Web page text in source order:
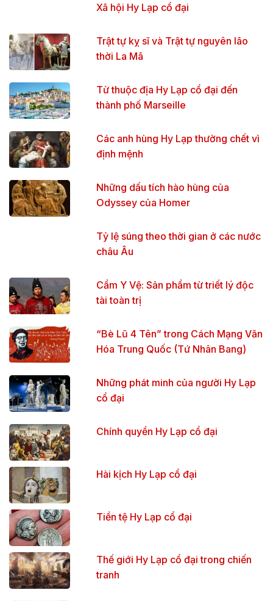
Xã hội Hy Lạp cổ đại
Trật tự kỵ sĩ và Trật tự nguyên lão
thời La Mã
Từ thuộc địa Hy Lạp cổ đại đến
thành phố Marseille
Các anh hùng Hy Lạp thường chết vì
định mệnh
Những dấu tích hào hùng của
Odyssey của Homer
Tỷ lệ súng theo thời gian ở các nước
châu Âu
Cẩm Y Vệ: Sản phẩm từ triết lý độc
tài toàn trị
“Bè Lũ 4 Tên” trong Cách Mạng Văn
Hóa Trung Quốc (Tứ Nhân Bang)
Những phát minh của người Hy Lạp
cổ đại
Chính quyền Hy Lạp cổ đại
Hài kịch Hy Lạp cổ đại
Tiền tệ Hy Lạp cổ đại
Thế giới Hy Lạp cổ đại trong chiến
tranh